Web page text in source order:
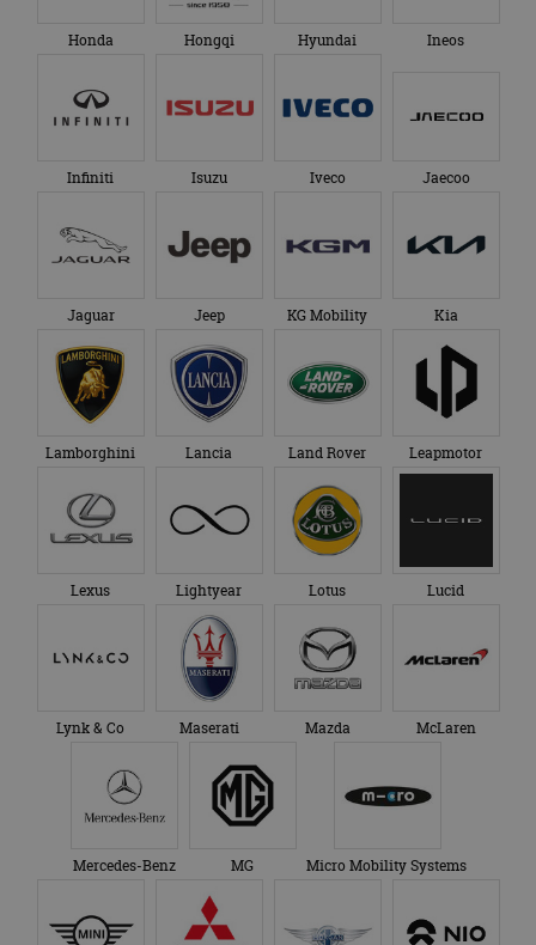
Honda Hongqi Hyundai Ineos
Infiniti Isuzu Iveco Jaecoo
Jaguar Jeep KG Mobility Kia
Lamborghini Lancia Land Rover Leapmotor
Lexus Lightyear Lotus Lucid
Lynk & Co Maserati Mazda McLaren
Mercedes-Benz MG Micro Mobility Systems
om de sessiestatus
genoemde website